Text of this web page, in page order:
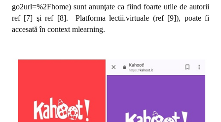
go2url=%2Fhome) sunt anunţate ca fiind foarte utile de autorii
ref [7] şi ref [8].
Platforma lectii.virtuale (ref [9]), poate fi
accesată în context mlearning.